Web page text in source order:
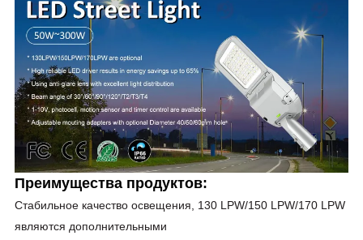
Преимущества продуктов:
Стабильное качество освещения, 130 LPW/150 LPW/170 LPW
являются дополнительными